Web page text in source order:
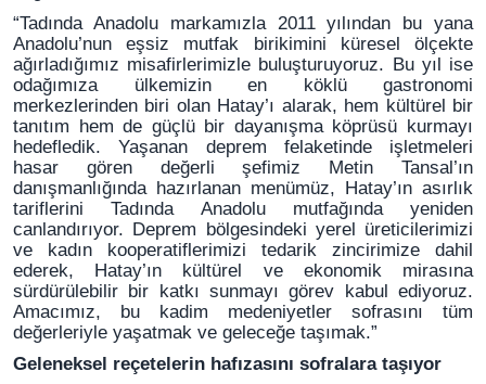
“Tadında Anadolu markamızla 2011 yılından bu yana
Anadolu’nun eşsiz mutfak birikimini küresel ölçekte
ağırladığımız misafirlerimizle buluşturuyoruz. Bu yıl ise
odağımıza ülkemizin en köklü gastronomi
merkezlerinden biri olan Hatay’ı alarak, hem kültürel bir
tanıtım hem de güçlü bir dayanışma köprüsü kurmayı
hedefledik. Yaşanan deprem felaketinde işletmeleri
hasar gören değerli şefimiz Metin Tansal’ın
danışmanlığında hazırlanan menümüz, Hatay’ın asırlık
tariflerini Tadında Anadolu mutfağında yeniden
canlandırıyor. Deprem bölgesindeki yerel üreticilerimizi
ve kadın kooperatiflerimizi tedarik zincirimize dahil
ederek, Hatay’ın kültürel ve ekonomik mirasına
sürdürülebilir bir katkı sunmayı görev kabul ediyoruz.
Amacımız, bu kadim medeniyetler sofrasını tüm
değerleriyle yaşatmak ve geleceğe taşımak.”
Geleneksel reçetelerin hafızasını sofralara taşıyor